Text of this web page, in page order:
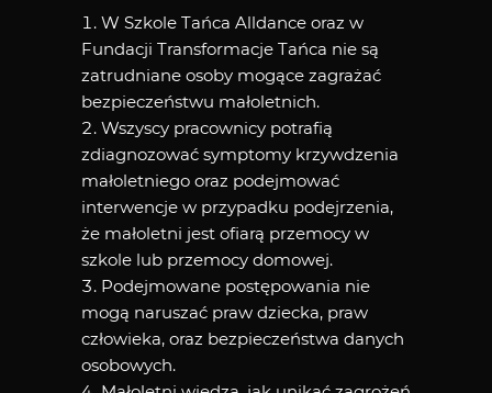
W Szkole Tańca Alldance oraz w
Fundacji Transformacje Tańca nie są
zatrudniane osoby mogące zagrażać
bezpieczeństwu małoletnich.
Wszyscy pracownicy potrafią
zdiagnozować symptomy krzywdzenia
małoletniego oraz podejmować
interwencje w przypadku podejrzenia,
że małoletni jest ofiarą przemocy w
szkole lub przemocy domowej.
Podejmowane postępowania nie
mogą naruszać praw dziecka, praw
człowieka, oraz bezpieczeństwa danych
osobowych.